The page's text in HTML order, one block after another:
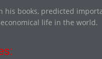
his books, predicted
life in the world.